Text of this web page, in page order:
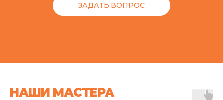
ЗАДАТЬ ВОПРОС
НАШИ МАСТЕРА